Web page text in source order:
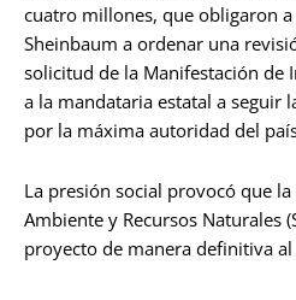
cuatro millones, que obligaron
Sheinbaum a ordenar una
solicitud de la Manifestación de
a la mandataria estatal a seguir
por la máxima autoridad del
La presión social provocó que
Ambiente y Recursos Naturales
proyecto de manera definitiva